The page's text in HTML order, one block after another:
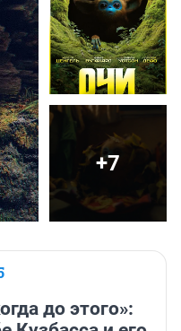
+7
до этого»: